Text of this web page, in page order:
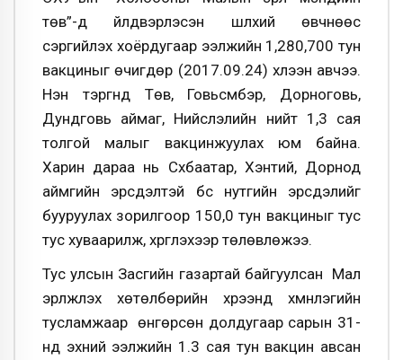
төв”-д үйлдвэрлэсэн шүлхий өвчнөөс
сэргийлэх хоёрдугаар ээлжийн 1,280,700 тун
вакциныг өчигдөр (2017.09.24) хүлээн авчээ.
Нэн тэргүүнд Төв, Говьсүмбэр, Дорноговь,
Дундговь аймаг, Нийслэлийн нийт 1,3 сая
толгой малыг вакцинжуулах юм байна.
Харин дараа нь Сүхбаатар, Хэнтий, Дорнод
аймгийн эрсдэлтэй бүс нутгийн эрсдэлийг
бууруулах зорилгоор 150,0 тун вакциныг тус
тус хуваарилж, хүргүүлэхээр төлөвлөжээ.
Тус улсын Засгийн газартай байгуулсан Мал
эрүүлжүүлэх хөтөлбөрийн хүрээнд хүмүүнлэгийн
тусламжаар өнгөрсөн долдугаар сарын 31-
нд эхний ээлжийн 1.3 сая тун вакцин авсан